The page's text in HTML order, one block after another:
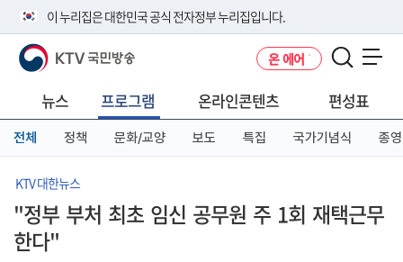
이 누리집은 대한민국 공식 전자정부 누리집입니다.
공식 누리집 주소 확인하기
니다.
이밖에 or.kr 또는 .kr등 다른 도메인 주소를 사용하고 있다면 아래 URL에
서 도메인 주소를 확인해 보세요
KTV 국민방송 온 에어
뉴스 프로그램 온라인콘텐츠 편성표
전체 정책 문화/교양 보도 특집 국가기념식 종영
KTV 대한뉴스
"정부 부처 최초 임신 공무원 주 1회 재택근무
한다"